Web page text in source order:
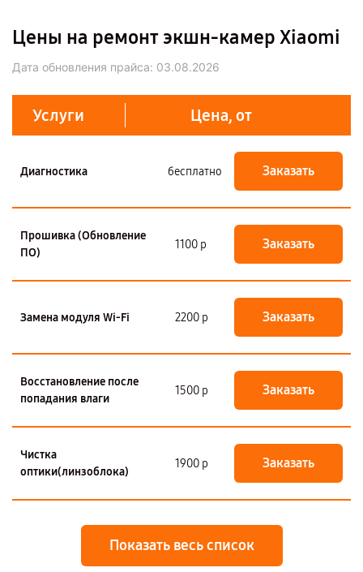
Цены на ремонт экшн-камер Xiaomi
Дата обновления прайса: 03.08.2026
Услуги Цена, от
Диагностика бесплатно Заказать
Прошивка (Обновление
ПО)
1100 р Заказать
Замена модуля Wi-Fi 2200 р Заказать
Восстановление после
попадания влаги
1500 р Заказать
Чистка
оптики(линзоблока)
1900 р Заказать
Показать весь список